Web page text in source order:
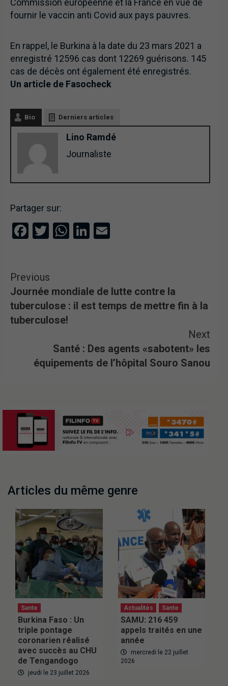
Commission européenne et la France en vue de
fournir le vaccin anti Covid aux pays pauvres.
En rappel, le Burkina à la date du 23 mars 2021 a
enregistré 12596 cas dont 12269 guérisons. 145
cas de décès ont également été enregistrés.
Un article de Fasocheck
Bio Derniers articles
Lino Ramdé
Journaliste
Partager sur:
Facebook
Twitter
WhatsApp
LinkedIn
Previous
Journée mondiale de lutte contre la
tuberculose : il est temps de mettre fin à la
tuberculose!
Next
Santé : Des agents «sabotent» les
équipements de l’hôpital Souro Sanou
Articles du même genre
Sante
Burkina Faso : Un
triple pontage
coronarien réalisé
avec succès au CHU
de Tengandogo
jeudi le 23 juillet 2026
Actualités Sante
SAMU: 216 459
appels traités en une
année
mercredi le 22 juillet
2026